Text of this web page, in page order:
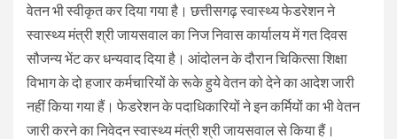
वेतन भी स्वीकृत कर दिया गया है। छत्तीसगढ़ स्वास्थ्य फेडरेशन ने
स्वास्थ्य मंत्री श्री जायसवाल का निज निवास कार्यालय में गत दिवस
सौजन्य भेंट कर धन्यवाद दिया है। आंदोलन के दौरान चिकित्सा शिक्षा
विभाग के दो हजार कर्मचारियों के रूके हुये वेतन को देने का आदेश जारी
नहीं किया गया हैं। फेडरेशन के पदाधिकारियों ने इन कर्मियों का भी वेतन
जारी करने का निवेदन स्वास्थ्य मंत्री श्री जायसवाल से किया हैं।